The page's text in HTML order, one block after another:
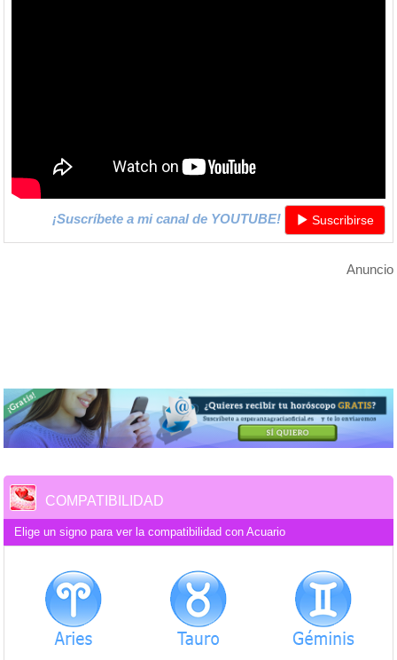
¡Suscríbete a mi canal de YOUTUBE! Suscribirse
Anuncio
COMPATIBILIDAD
Elige un signo para ver la compatibilidad con Acuario